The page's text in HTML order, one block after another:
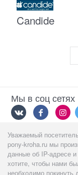
Candide
Мы в соц сетях
Мы принимаем
Уважаемый
pony-kroha.ru мы
данные об IP-адресе
хотите, чтобы нами
необходимо покинуть